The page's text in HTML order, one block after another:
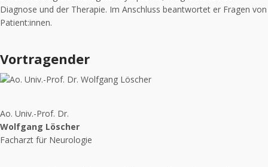
Diagnose und der Therapie. Im Anschluss beantwortet er Fragen von
Patient:innen.
Vortragender
Ao. Univ.-Prof. Dr.
Wolfgang Löscher
Facharzt für Neurologie